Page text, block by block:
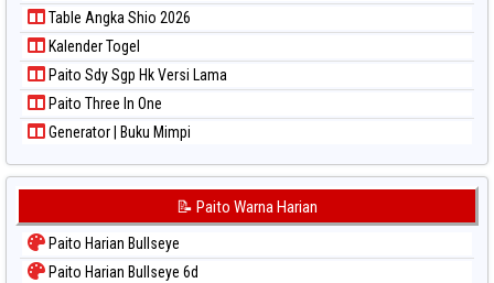
Table Angka Shio 2026
Kalender Togel
Paito Sdy Sgp Hk Versi Lama
Paito Three In One
Generator | Buku Mimpi
📝 Paito Warna Harian
Paito Harian Bullseye
Paito Harian Bullseye 6d